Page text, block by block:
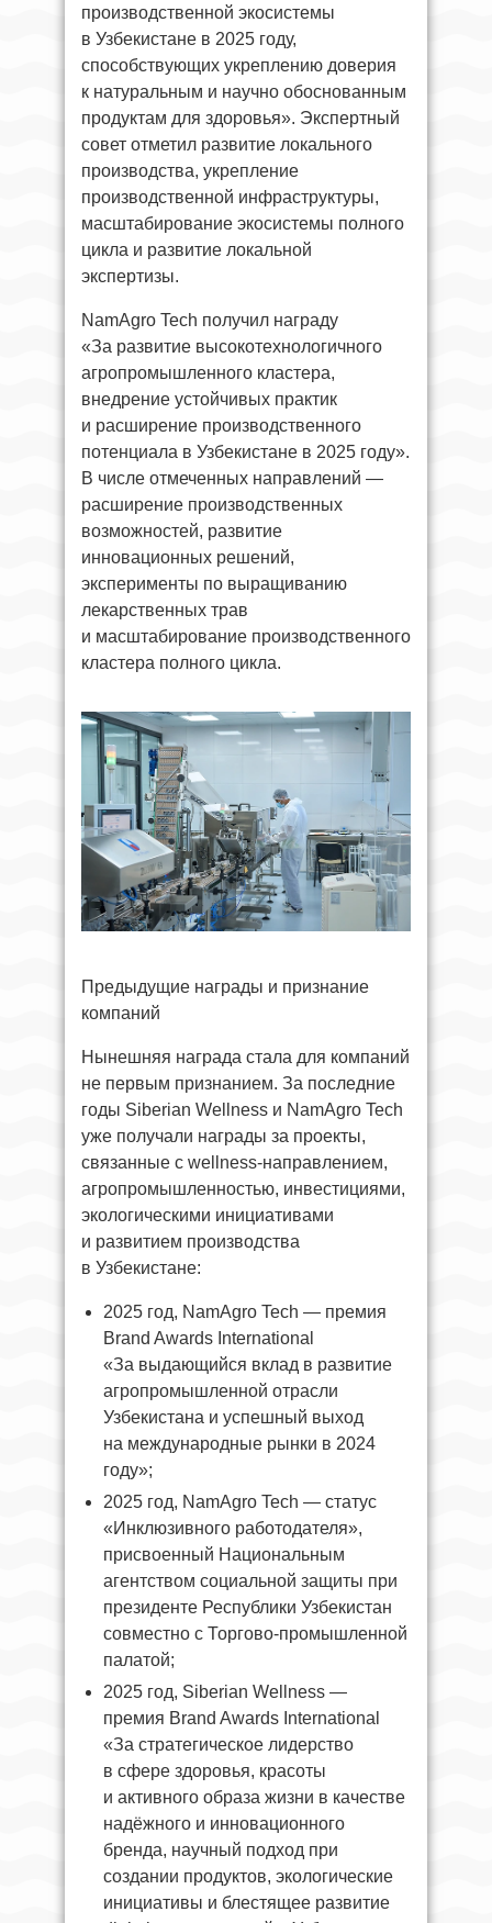
производственной экосистемы
в Узбекистане в 2025 году,
способствующих укреплению доверия
к натуральным и научно обоснованным
продуктам для здоровья». Экспертный
совет отметил развитие локального
производства, укрепление
производственной инфраструктуры,
масштабирование экосистемы полного
цикла и развитие локальной
экспертизы.
NamAgro Tech получил награду
«За развитие высокотехнологичного
агропромышленного кластера,
внедрение устойчивых практик
и расширение производственного
потенциала в Узбекистане в 2025 году».
В числе отмеченных направлений —
расширение производственных
возможностей, развитие
инновационных решений,
эксперименты по выращиванию
лекарственных трав
и масштабирование производственного
кластера полного цикла.
Предыдущие награды и признание
компаний
Нынешняя награда стала для компаний
не первым признанием. За последние
годы Siberian Wellness и NamAgro Tech
уже получали награды за проекты,
связанные с wellness-направлением,
агропромышленностью, инвестициями,
экологическими инициативами
и развитием производства
в Узбекистане:
2025 год, NamAgro Tech — премия
Brand Awards International
«За выдающийся вклад в развитие
агропромышленной отрасли
Узбекистана и успешный выход
на международные рынки в 2024
году»;
2025 год, NamAgro Tech — статус
«Инклюзивного работодателя»,
присвоенный Национальным
агентством социальной защиты при
президенте Республики Узбекистан
совместно с Торгово-промышленной
палатой;
2025 год, Siberian Wellness —
премия Brand Awards International
«За стратегическое лидерство
в сфере здоровья, красоты
и активного образа жизни в качестве
надёжного и инновационного
бренда, научный подход при
создании продуктов, экологические
инициативы и блестящее развитие